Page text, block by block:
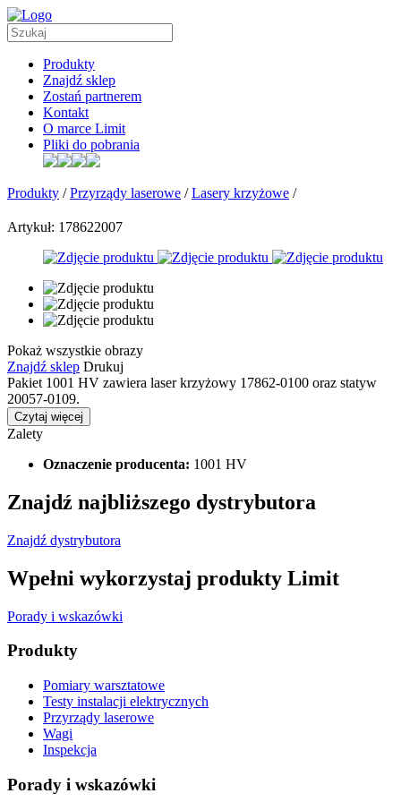
Produkty
Znajdź sklep
Zostań partnerem
Kontakt
O marce Limit
Pliki do pobrania
Produkty /Przyrządy laserowe /Lasery krzyżowe /
Artykuł: 178622007
Pokaż wszystkie obrazy
Znajdź sklep Drukuj
Pakiet 1001 HV zawiera laser krzyżowy 17862-0100 oraz statyw
20057-0109.
Czytaj więcej
Zalety
Oznaczenie producenta: 1001 HV
Znajdź najbliższego dystrybutora
Znajdź dystrybutora
Wpełni wykorzystaj produkty Limit
Porady i wskazówki
Produkty
Pomiary warsztatowe
Testy instalacji elektrycznych
Przyrządy laserowe
Wagi
Inspekcja
Porady i wskazówki